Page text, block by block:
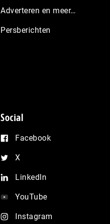
Adverteren en meer…
Persberichten
Social
Facebook
X
LinkedIn
YouTube
Instagram